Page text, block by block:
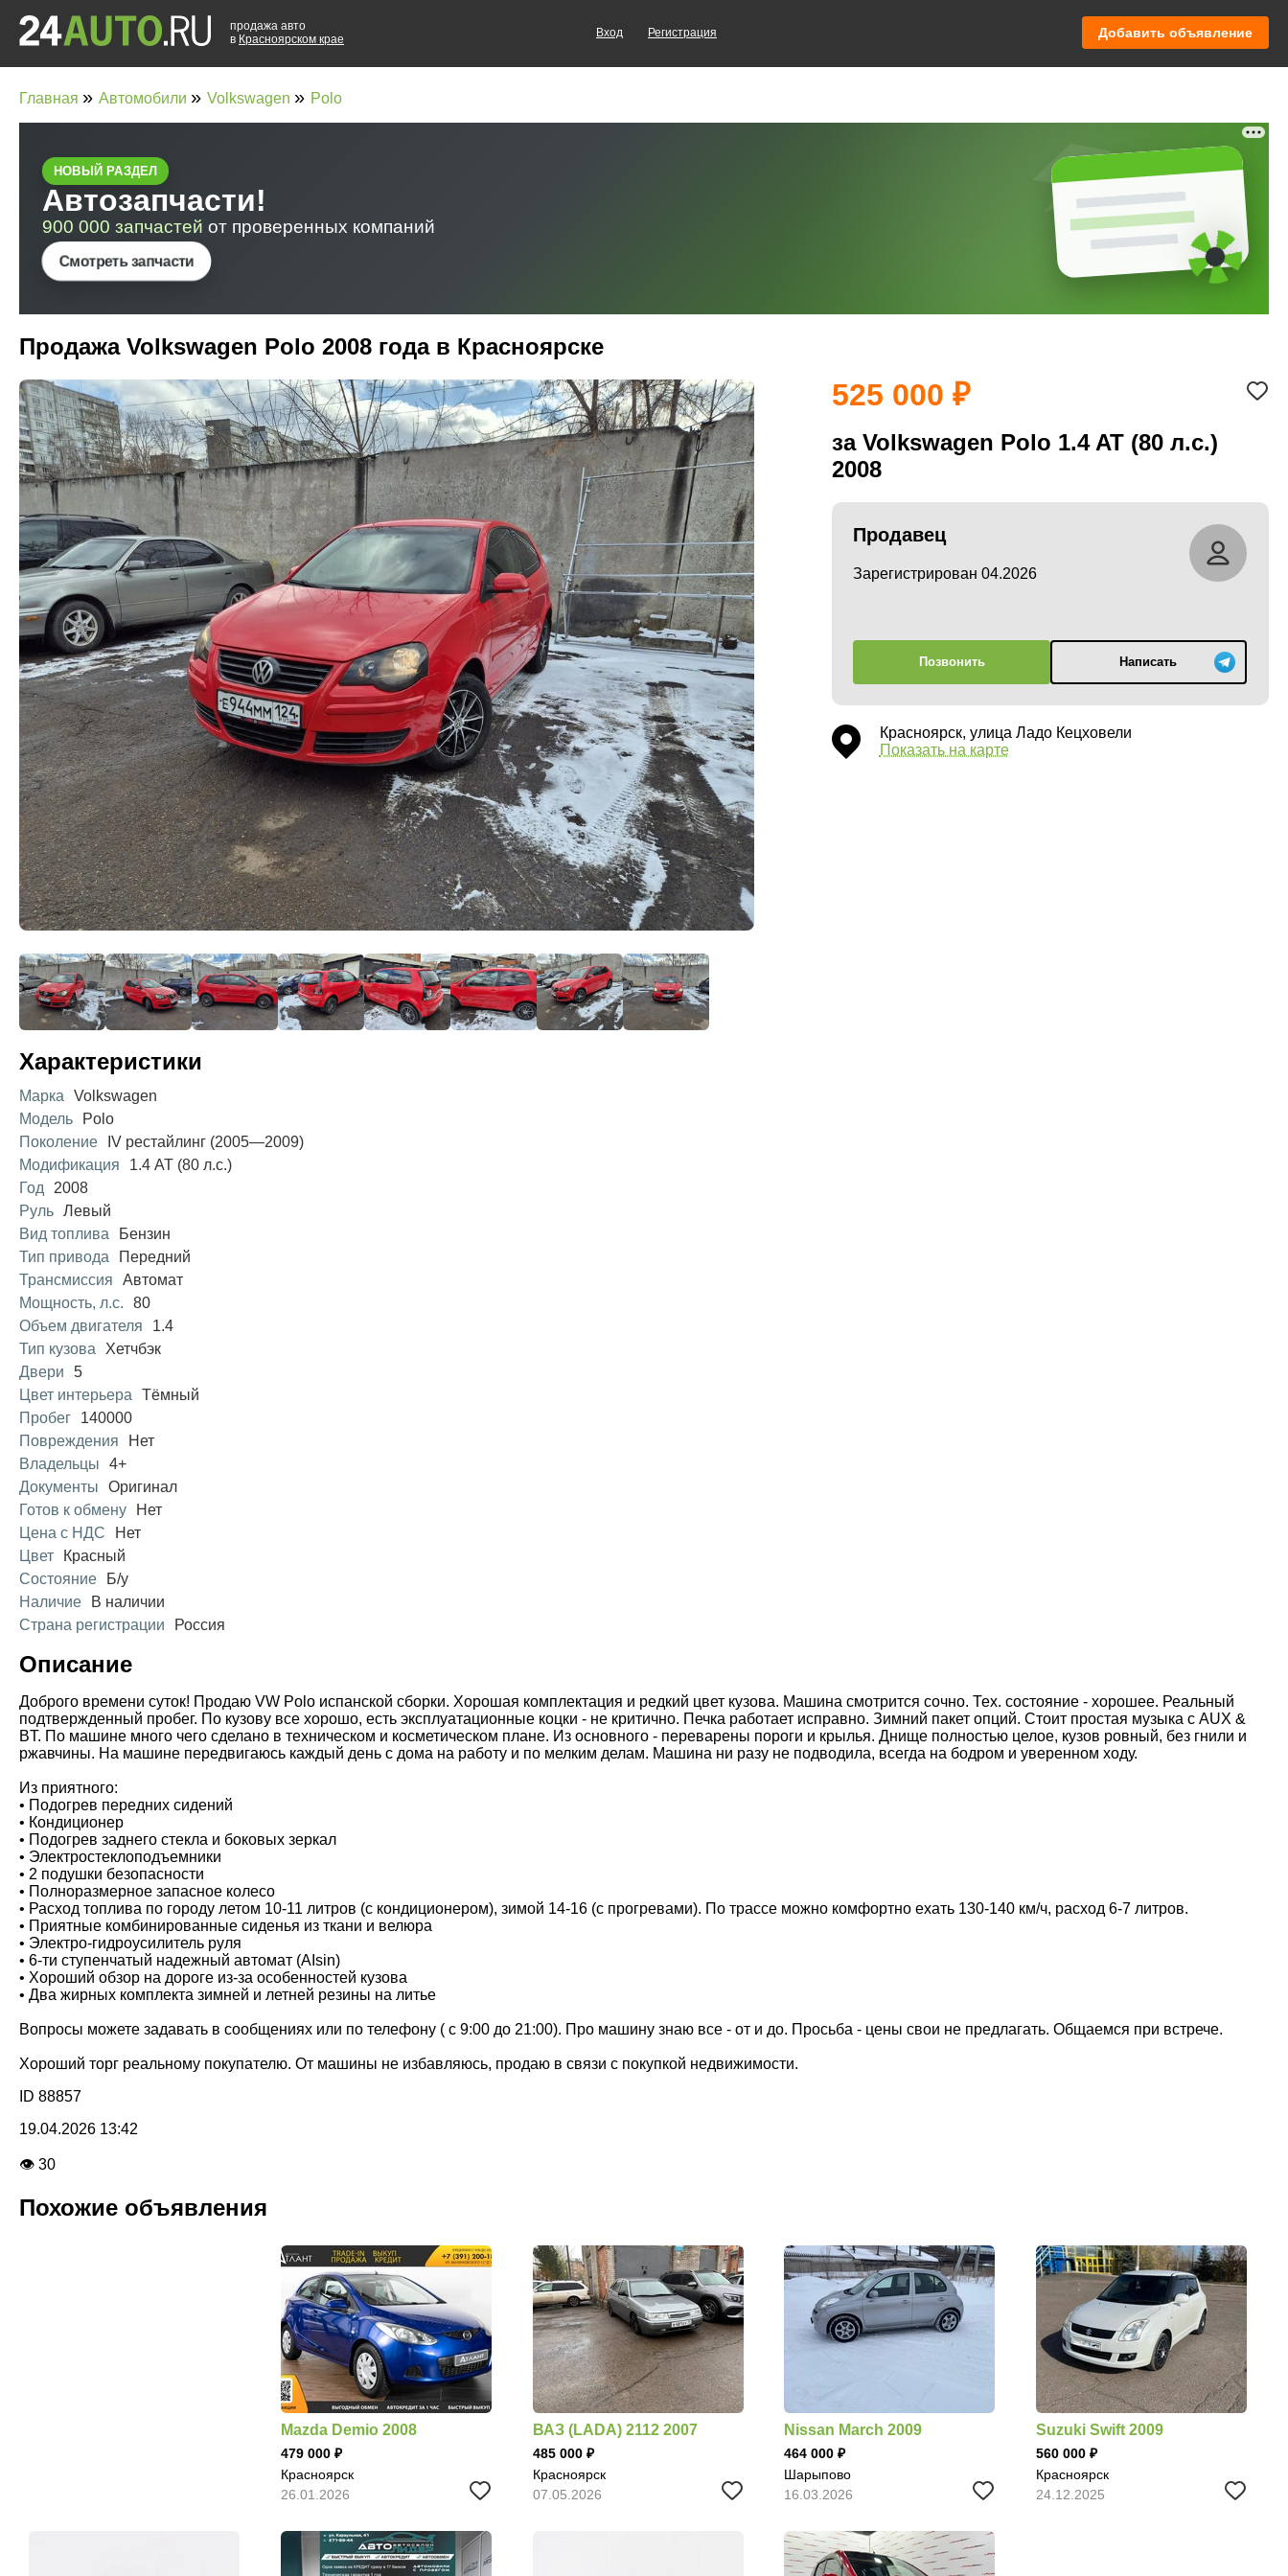
продажа авто
в Красноярском крае
Вход Регистрация Добавить объявление
Главная » Автомобили » Volkswagen » Polo
Продажа Volkswagen Polo 2008 года в Красноярске
525 000
за Volkswagen Polo 1.4 AT (80 л.с.)
2008
Продавец
Зарегистрирован 04.2026
Позвонить Написать
Красноярск, улица Ладо Кецховели
Показать на карте
Характеристики
Марка
Volkswagen
Модель
Polo
Поколение
IV рестайлинг (2005—2009)
Модификация
1.4 AT (80 л.с.)
Год
2008
Руль Левый
Вид топлива
Бензин
Тип привода
Передний
Трансмиссия
Автомат
Мощность, л.с.
80
Объем двигателя
1.4
Тип кузова
Хетчбэк
Двери
5
Цвет интерьера
Тёмный
Пробег
140000
Повреждения
Нет
Владельцы
4+
Документы
Оригинал
Готов к обмену
Нет
Цена с НДС
Нет
Цвет
Красный
Состояние
Б/у
Наличие
В наличии
Страна регистрации
Россия
Описание
Доброго времени суток! Продаю VW Polo испанской сборки. Хорошая комплектация и редкий цвет кузова. Машина смотрится сочно. Тех. состояние - хорошее. Реальный
подтвержденный пробег. По кузову все хорошо, есть эксплуатационные коцки - не критично. Печка работает исправно. Зимний пакет опций. Стоит простая музыка с AUX &
BT. По машине много чего сделано в техническом и косметическом плане. Из основного - переварены пороги и крылья. Днище полностью целое, кузов ровный, без гнили и
ржавчины. На машине передвигаюсь каждый день с дома на работу и по мелким делам. Машина ни разу не подводила, всегда на бодром и уверенном ходу.
Из приятного:
• Подогрев передних сидений
• Кондиционер
• Подогрев заднего стекла и боковых зеркал
• Электростеклоподъемники
• 2 подушки безопасности
• Полноразмерное запасное колесо
• Расход топлива по городу летом 10-11 литров (с кондиционером), зимой 14-16 (с прогревами). По трассе можно комфортно ехать 130-140 км/ч, расход 6-7 литров.
• Приятные комбинированные сиденья из ткани и велюра
• Электро-гидроусилитель руля
• 6-ти ступенчатый надежный автомат (AIsin)
• Хороший обзор на дороге из-за особенностей кузова
• Два жирных комплекта зимней и летней резины на литье
Вопросы можете задавать в сообщениях или по телефону ( с 9:00 до 21:00). Про машину знаю все - от и до. Просьба - цены свои не предлагать. Общаемся при встрече.
Хороший торг реальному покупателю. От машины не избавляюсь, продаю в связи с покупкой недвижимости.
ID 88857
19.04.2026 13:42
👁 30
Похожие объявления
Mazda Demio 2008
479 000
Красноярск
26.01.2026
ВАЗ (LADA) 2112 2007
485 000
Красноярск
07.05.2026
Nissan March 2009
464 000
Шарыпово
16.03.2026
Suzuki Swift 2009
560 000
Красноярск
24.12.2025